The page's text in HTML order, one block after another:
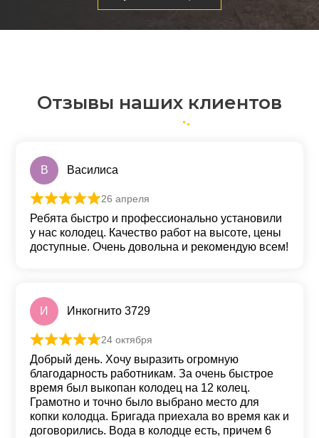
Отзывы наших клиентов
В Василиса
Оценка из 5
26 апреля
Ребята быстро и профессионально установили
у нас колодец. Качество работ на высоте, цены
доступные. Очень довольна и рекомендую всем!
И Инкогнито 3729
Оценка
24 октября
Добрый день. Хочу выразить огромную
благодарность работникам. За очень быстрое
время был выкопан колодец на 12 колец.
Грамотно и точно было выбрано место для
копки колодца. Бригада приехала во время как и
договорились. Вода в колодце есть, причем 6